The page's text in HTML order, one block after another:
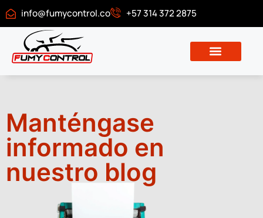
info@fumycontrol.co +57 314 372 2875
Manténgase
informado en
nuestro blog